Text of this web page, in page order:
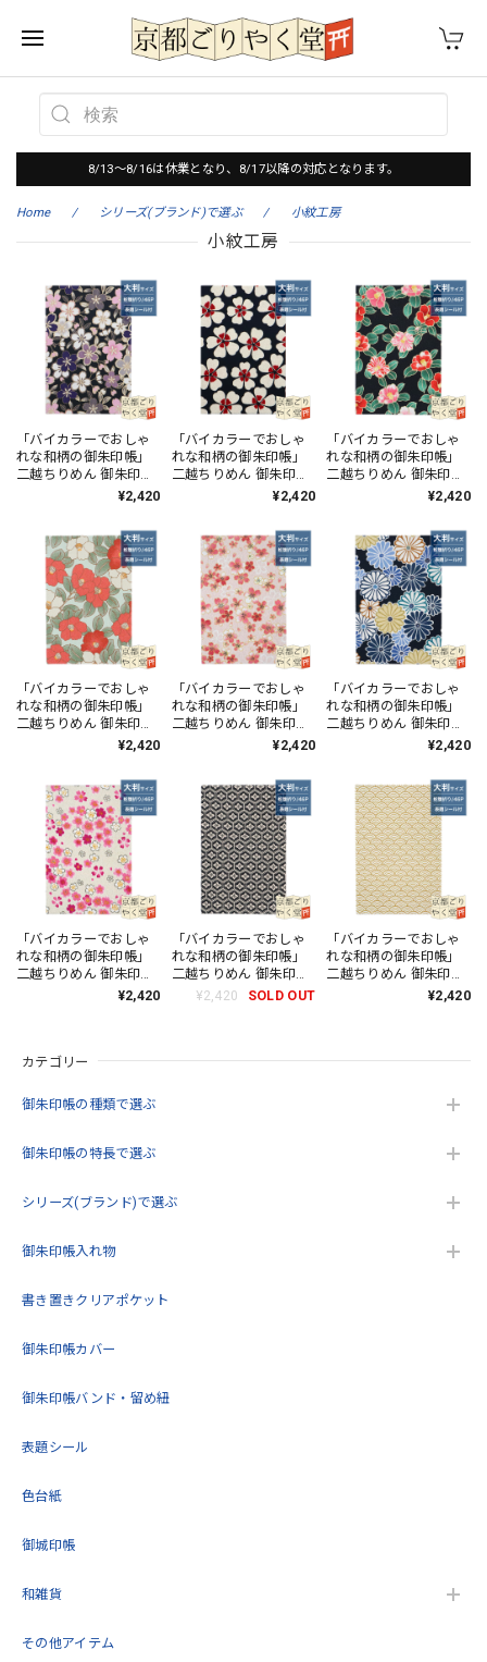
8/13～8/16は休業となり、8/17以降の対応となります。
カテゴリー
御朱印帳の種類で選ぶ
御朱印帳の特長で選ぶ
シリーズ(ブランド)で選ぶ
御朱印帳入れ物
書き置きクリアポケット
御朱印帳カバー
御朱印帳バンド・留め紐
表題シール
色台紙
御城印帳
和雑貨
その他アイテム
Home シリーズ(ブランド)で選ぶ 小紋工房
小紋工房
「バイカラーでおしゃ
れな和柄の御朱印帳」
二越ちりめん 御朱印帳
【桜づくし(紺)】¥2,420
「バイカラーでおしゃ
れな和柄の御朱印帳」
二越ちりめん 御朱印帳
【モダン桜(黒)】¥2,420
「バイカラーでおしゃ
れな和柄の御朱印帳」
二越ちりめん 御朱印帳
¥2,420
「バイカラーでおしゃ
れな和柄の御朱印帳」
二越ちりめん 御朱印帳
【モダン椿(ミント)】
¥2,420
「バイカラーでおしゃ
れな和柄の御朱印帳」
二越ちりめん 御朱印帳
【桜の舞(ピンク)】¥2,420
「バイカラーでおしゃ
れな和柄の御朱印帳」
二越ちりめん 御朱印帳
【菊ロマン(紺)】¥2,420
「バイカラーでおしゃ
れな和柄の御朱印帳」
二越ちりめん 御朱印帳
【手毬桜(アイボリー)】
¥2,420
「バイカラーでおしゃ
れな和柄の御朱印帳」
二越ちりめん 御朱印帳
【亀甲花文(黒)】
¥2,420 SOLD OUT
「バイカラーでおしゃ
れな和柄の御朱印帳」
二越ちりめん 御朱印帳
【青海波(ゴールド)】
¥2,420